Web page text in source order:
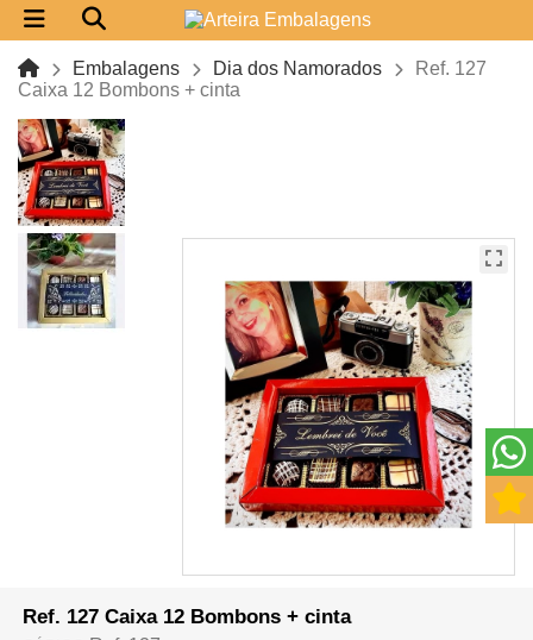
Embalagens Dia dos Namorados
Ref. 127
Caixa 12 Bombons + cinta
Ref. 127 Caixa 12 Bombons + cinta